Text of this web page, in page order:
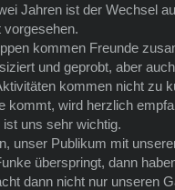
Jahren ist der Wechsel
kommen Freunde
und geprobt, aber auch
kommen nicht zu
kommt, wird herzlich
uns sehr wichtig.
unser Publikum mit
überspringt, dann
dann nicht nur unseren